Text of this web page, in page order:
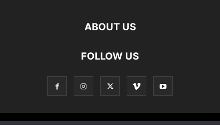
ABOUT US
FOLLOW US